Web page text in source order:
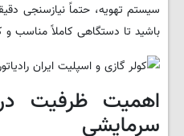
سیستم تهویه، حتماً نیازسنجی
باشید تا دستگاهی کاملاً مناسب و
اهمیت ظرفیت
سرمایشی